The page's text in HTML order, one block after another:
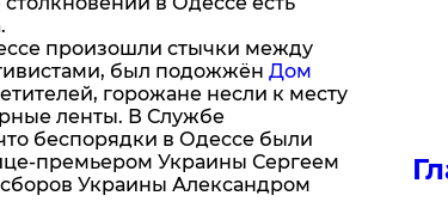
произошли стычки между
был подожжён Дом
горожане несли к месту
ленты. В Службе
беспорядки в Одессе были
премьером Украины Сергеем
Украины Александром